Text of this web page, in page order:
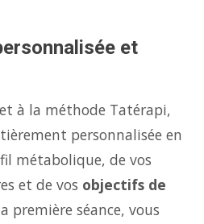
et
à la méthode Tatérapi,
personnalisée en
métabolique, de vos
et de vos objectifs de
première séance, vous